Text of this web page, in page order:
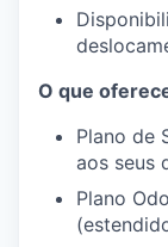
O que
Plano de
aos seus
Plano